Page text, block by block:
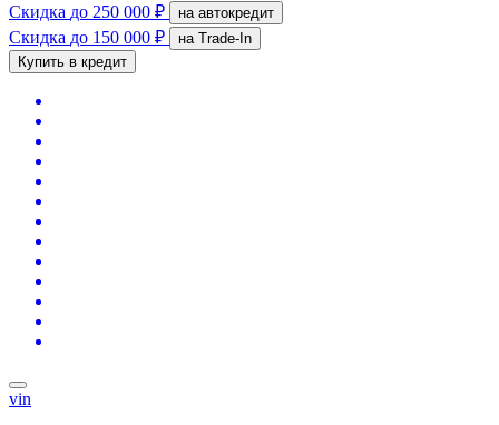
Скидка до 250 000 ₽ на автокредит
Скидка до 150 000 ₽
на Trade-In
Купить в кредит
vin